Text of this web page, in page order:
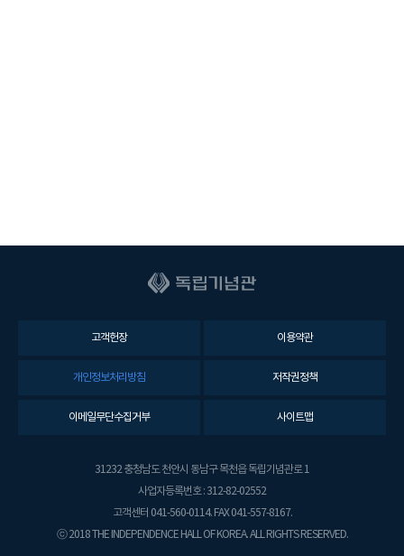
고객헌장 이용약관
개인정보처리방침 저작권정책
이메일무단수집거부 사이트맵
31232 충청남도 천안시 동남구 목천읍 독립기념관로 1
사업자등록번호 : 312-82-02552
고객센터 041-560-0114. FAX 041-557-8167.
ⓒ 2018 THE INDEPENDENCE HALL OF KOREA. ALL RIGHTS RESERVED.